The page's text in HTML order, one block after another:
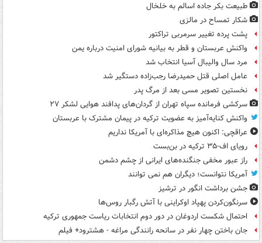
طبیعت بکر جاده اسالم به خلخال
شکار تمساح در مالزی
پشت پرده تغییر سرمربی تراکتور
واکنش عربستان و قطر به بیانیه شورای امنیت درباره یمن
مرد سال والیبال آسیا انتخاب شد
عامل اصلی قتل حمیدرضا رجب‌زاده دستگیر شد
نخستین تصویر مسی بعد از مرگ پدر
سرکشی فرمانده سپاه تهران از گردان‌های پدافند هوایی لشکر ۲۷
واکنش کنایه‌آمیز به عضویت ترکیه در پیمان مشترک با عربستان
عراقچی: اکنون هیچ مذاکره‌ای با آمریکا نداریم
رویای اف-۳۵ ترکیه در بن‌بست
راز عبور مخفی جنگنده‌های ایرانی از چشم دشمن
آمریکا نتوانست؛ دیگران هم نمی توانند
جشن برداشت انگور در ترشیز
سرنگون‌کردن پهپاد اوکراینی با آتش رگبار روس‌ها
احتمال شکست اردوغان در دور دوم انتخابات ریاست جمهوری ترکیه
جان باختن چهار نفر در سانحه رانندگی مراغه - هشترود+ فیلم